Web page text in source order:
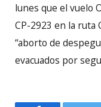
lunes que el vuelo
CP-2923 en la ruta
“aborto de
evacuados por